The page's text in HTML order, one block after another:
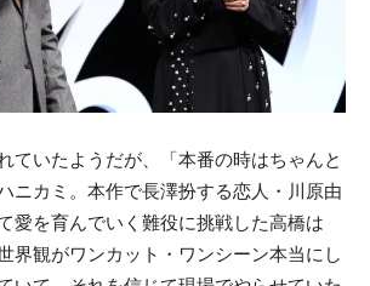
ていたようだが、「本番の時はちゃんと
ニカミ。本作で長澤扮する恋人・川原由
愛を育んでいく難役に挑戦した高橋は
界観がワンカット・ワンシーン本当にし